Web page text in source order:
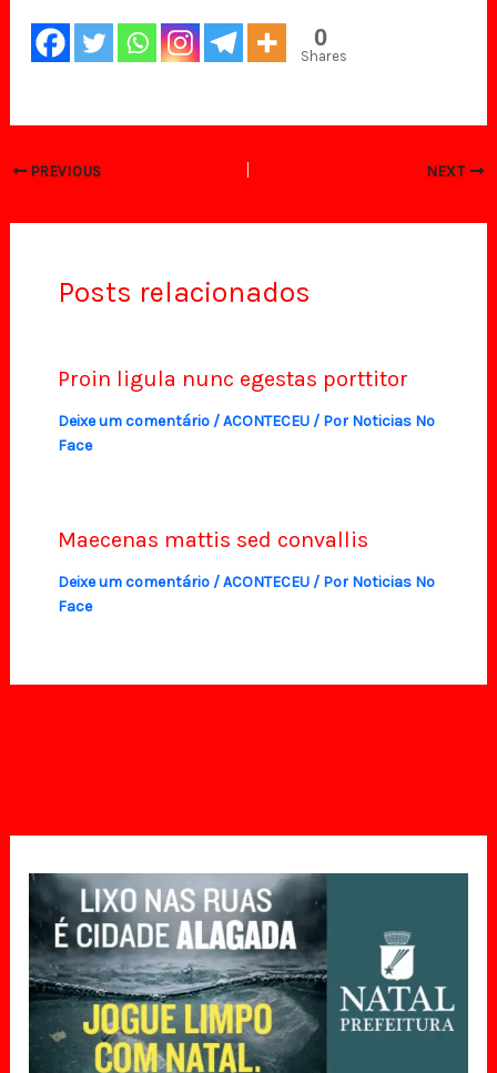
0
Shares
PREVIOUS NEXT
Posts relacionados
Proin ligula nunc egestas porttitor
Deixe um comentário /ACONTECEU/ Por Noticias No
Face
Maecenas mattis sed convallis
Deixe um comentário /ACONTECEU/ Por Noticias No
Face